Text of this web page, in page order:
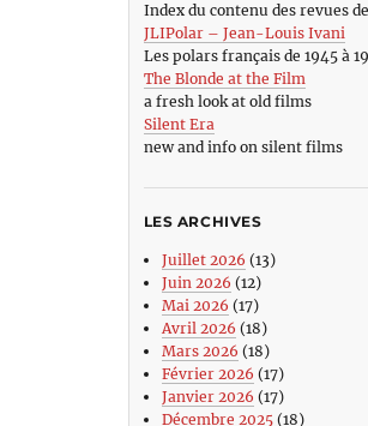
Index du contenu des revues
JLIPolar – Jean-Louis Ivani
Les polars français de 1945 à
The Blonde at the Film
a fresh look at old films
Silent Era
new and info on silent films
LES ARCHIVES
Juillet 2026 (13)
Juin 2026 (12)
Mai 2026 (17)
Avril 2026 (18)
Mars 2026 (18)
Février 2026 (17)
Janvier 2026 (17)
Décembre 2025(18)